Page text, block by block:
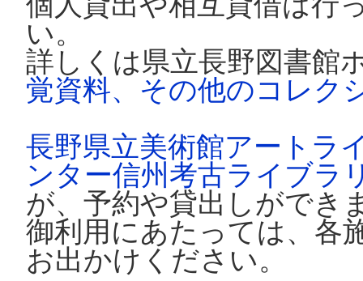
い。
詳しくは県立長野図書館
覚資料、その他のコレク
長野県立美術館アートラ
ンター信州考古ライブラ
が、予約や貸出しができ
御利用にあたっては、各
お出かけください。